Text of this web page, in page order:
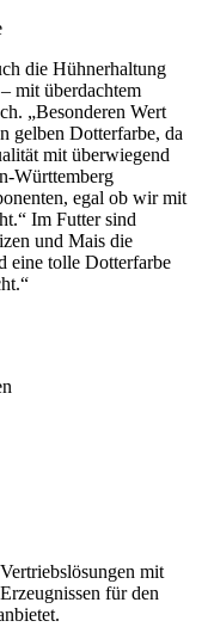
die Hühnerhaltung
mit überdachtem
„Besonderen Wert
gelben Dotterfarbe, da
mit überwiegend
Württemberg
egal ob wir mit
Im Futter sind
und Mais die
eine tolle Dotterfarbe
mit
für den